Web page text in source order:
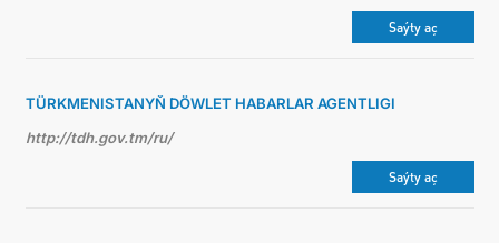
Saýty aç
TÜRKMENISTANYŇ DÖWLET HABARLAR AGENTLIGI
http://tdh.gov.tm/ru/
Saýty aç